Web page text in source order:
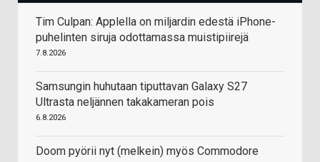
Tim Culpan: Applella on miljardin edestä iPhone-
puhelinten siruja odottamassa muistipiirejä
7.8.2026
Samsungin huhutaan tiputtavan Galaxy S27
Ultrasta neljännen takakameran pois
6.8.2026
Doom pyörii nyt (melkein) myös Commodore